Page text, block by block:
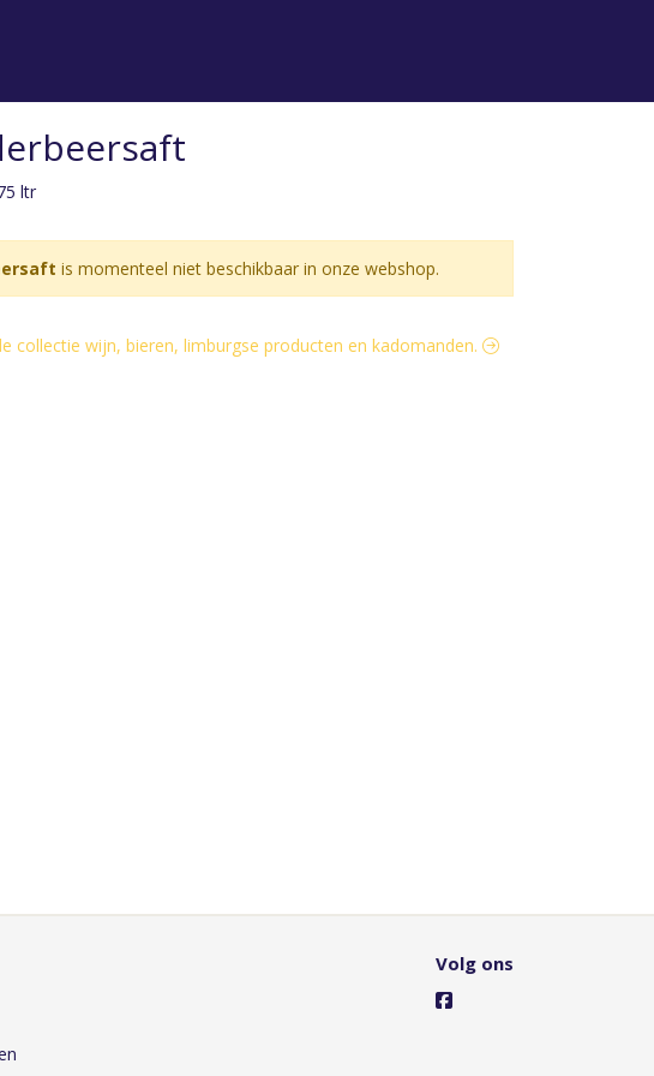
ltr
is momenteel niet beschikbaar in onze webshop.
collectie wijn, bieren, limburgse producten en kadomanden.
Volg ons